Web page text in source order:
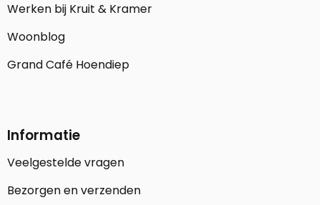
Werken bij Kruit & Kramer
Woonblog
Grand Café Hoendiep
Informatie
Veelgestelde vragen
Bezorgen en verzenden